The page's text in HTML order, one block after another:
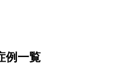
例一覧